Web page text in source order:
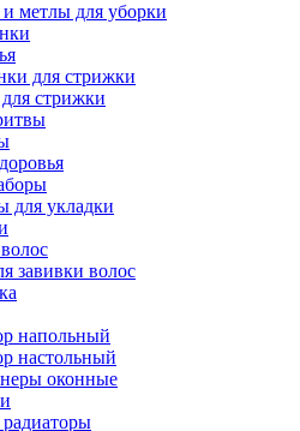
метлы для уборки
для стрижки
стрижки
для укладки
завивки волос
напольный
настольный
оконные